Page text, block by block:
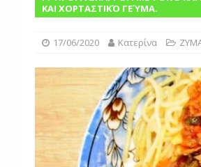
Fish and Chips ΘΑΛΑΣΣΙΝΑ
ΚΑΙ ΧΟΡΤΑΣΤΙΚΌ ΓΕΎΜΑ.
17/06/2020 Κατερίνα